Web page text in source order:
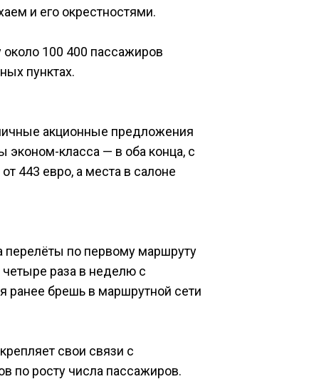
и его окрестностями.
100 400 пассажиров
пунктах.
акционные предложения
класса — в оба конца, с
443 евро, а места в салоне
перелёты по первому маршруту
раза в неделю с
ранее брешь в маршрутной сети
свои связи с
по росту числа пассажиров.